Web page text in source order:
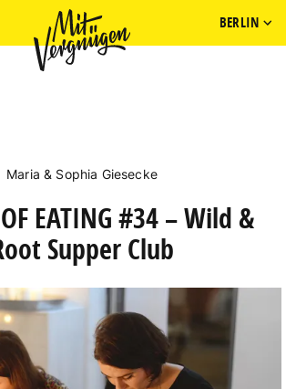
BERLIN
Maria & Sophia Giesecke
EATING #34 – Wild &
Supper Club